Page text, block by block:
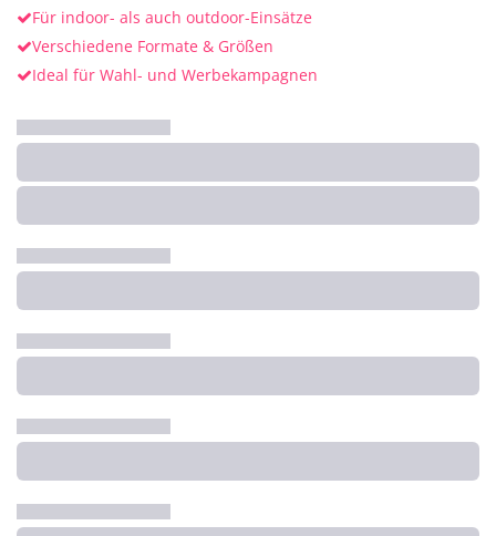
Für indoor- als auch outdoor-Einsätze
Verschiedene Formate & Größen
Ideal für Wahl- und Werbekampagnen